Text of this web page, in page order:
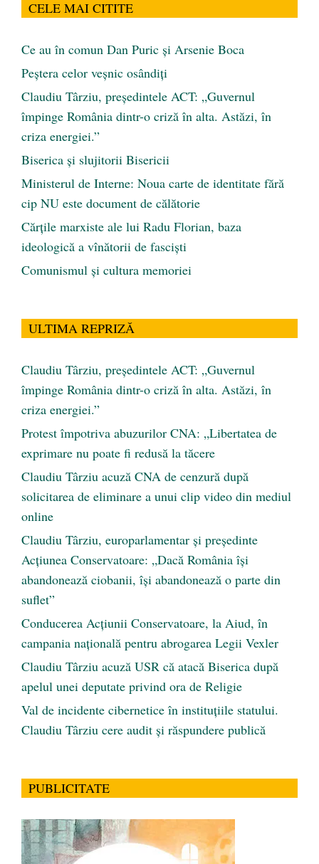
CELE MAI CITITE
Ce au în comun Dan Puric şi Arsenie Boca
Peştera celor veşnic osândiţi
Claudiu Târziu, președintele ACT: „Guvernul
împinge România dintr-o criză în alta. Astăzi, în
criza energiei.”
Biserica și slujitorii Bisericii
Ministerul de Interne: Noua carte de identitate fără
cip NU este document de călătorie
Cărţile marxiste ale lui Radu Florian, baza
ideologică a vînătorii de fascişti
Comunismul şi cultura memoriei
ULTIMA REPRIZĂ
Claudiu Târziu, președintele ACT: „Guvernul
împinge România dintr-o criză în alta. Astăzi, în
criza energiei.”
Protest împotriva abuzurilor CNA: „Libertatea de
exprimare nu poate fi redusă la tăcere
Claudiu Târziu acuză CNA de cenzură după
solicitarea de eliminare a unui clip video din mediul
online
Claudiu Târziu, europarlamentar și președinte
Acțiunea Conservatoare: „Dacă România își
abandonează ciobanii, își abandonează o parte din
suflet”
Conducerea Acțiunii Conservatoare, la Aiud, în
campania națională pentru abrogarea Legii Vexler
Claudiu Târziu acuză USR că atacă Biserica după
apelul unei deputate privind ora de Religie
Val de incidente cibernetice în instituțiile statului.
Claudiu Târziu cere audit și răspundere publică
PUBLICITATE